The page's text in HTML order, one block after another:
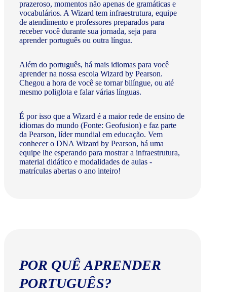
prazeroso, momentos não apenas de gramáticas e
vocabulários. A Wizard tem infraestrutura, equipe
de atendimento e professores preparados para
receber você durante sua jornada, seja para
aprender português ou outra língua.
Além do português, há mais idiomas para você
aprender na nossa escola Wizard by Pearson.
Chegou a hora de você se tornar bilíngue, ou até
mesmo poliglota e falar várias línguas.
É por isso que a Wizard é a maior rede de ensino de
idiomas do mundo (Fonte: Geofusion) e faz parte
da Pearson, líder mundial em educação. Vem
conhecer o DNA Wizard by Pearson, há uma
equipe lhe esperando para mostrar a infraestrutura,
material didático e modalidades de aulas -
matrículas abertas o ano inteiro!
POR QUÊ APRENDER
PORTUGUÊS?